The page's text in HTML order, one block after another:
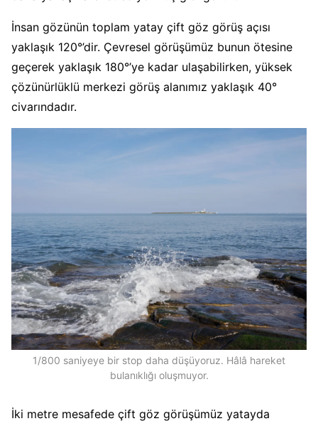
İnsan gözünün toplam yatay çift göz görüş açısı
yaklaşık 120°’dir. Çevresel görüşümüz bunun ötesine
geçerek yaklaşık 180°’ye kadar ulaşabilirken, yüksek
çözünürlüklü merkezi görüş alanımız yaklaşık 40°
civarındadır.
1/800 saniyeye bir stop daha düşüyoruz. Hâlâ hareket
bulanıklığı oluşmuyor.
İki metre mesafede çift göz görüşümüz yatayda